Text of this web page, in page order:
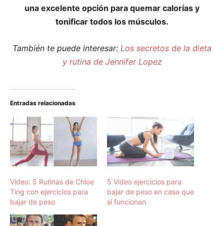
una excelente opción para quemar calorías y
tonificar todos los músculos.
También te puede interesar: Los secretos de la dieta
y rutina de Jennifer Lopez
Entradas relacionadas
Video: 5 Rutinas de Chloe
Ting con ejercicios para
bajar de peso
5 Video ejercicios para
bajar de peso en casa que
sí funcionan